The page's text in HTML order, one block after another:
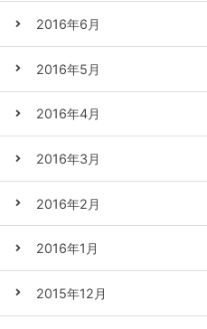
2016年6月
2016年5月
2016年4月
2016年3月
2016年2月
2016年1月
2015年12月